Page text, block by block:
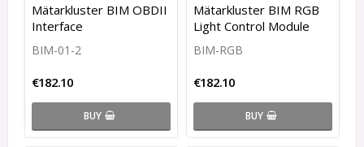
Mätarkluster BIM OBDII
Interface
BIM-01-2
€182.10
BUY
Mätarkluster BIM RGB
Light Control Module
BIM-RGB
€182.10
BUY